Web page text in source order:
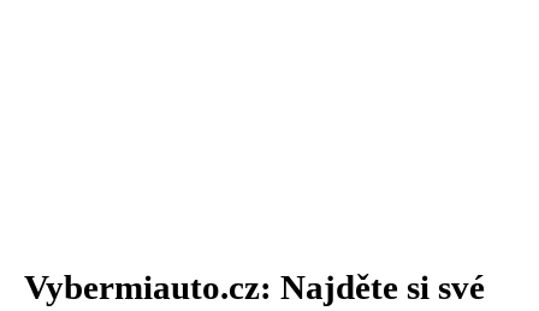
Vybermiauto.cz: Najděte si své